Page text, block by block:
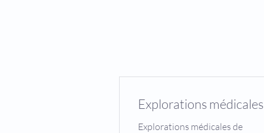
Explorations médicales
Explorations médicales de